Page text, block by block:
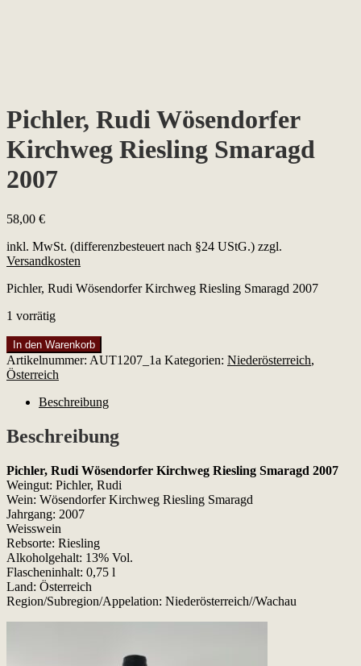
Pichler, Rudi Wösendorfer
Kirchweg Riesling Smaragd
2007
58,00 €
inkl. MwSt. (differenzbesteuert nach §24 UStG.) zzgl.
Versandkosten
Pichler, Rudi Wösendorfer Kirchweg Riesling Smaragd 2007
1 vorrätig
Pichler,
Rudi
Wösendorfer
Riesling
2007
Menge
In den Warenkorb
Artikelnummer: AUT1207_1a Kategorien: Niederösterreich,
Österreich
Beschreibung
Beschreibung
Pichler, Rudi Wösendorfer Kirchweg Riesling Smaragd 2007
Weingut: Pichler, Rudi
Wein: Wösendorfer Kirchweg Riesling Smaragd
Jahrgang: 2007
Weisswein
Rebsorte: Riesling
Alkoholgehalt: 13% Vol.
Flascheninhalt: 0,75 l
Land: Österreich
Region/Subregion/Appelation: Niederösterreich//Wachau